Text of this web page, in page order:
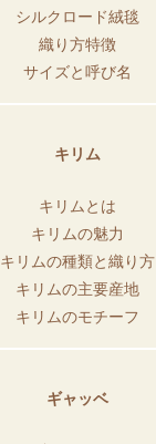
シルクロード絨毯
織り方特徴
サイズと呼び名
キリム
キリムとは
キリムの魅力
キリムの種類と織り方
キリムの主要産地
キリムのモチーフ
ギャッベ